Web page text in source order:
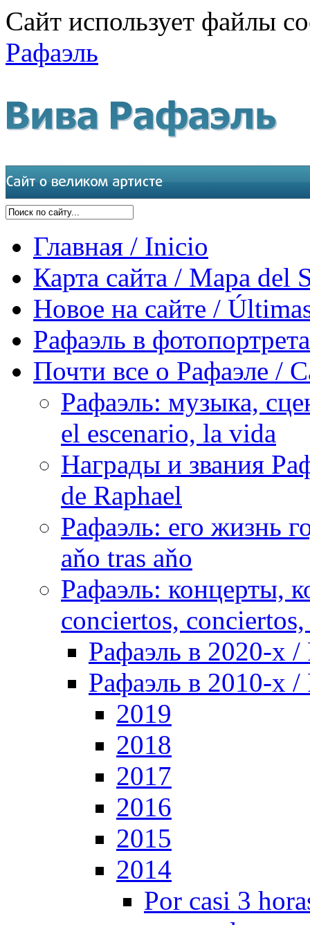
Сайт использует файлы
Рафаэль
Главная / Inicio
Карта сайта / Mapa del
Новое на сайте /
Рафаэль в
Почти все о Рафаэле /
Рафаэль: музыка,
el escenario, la vida
Награды и звания
de Raphael
Рафаэль: его жизнь
aňo tras aňo
Рафаэль: концерты,
conciertos,
Рафаэль в 2020-х /
Рафаэль в 2010-х /
2019
2018
2017
2016
2015
2014
Por casi 3